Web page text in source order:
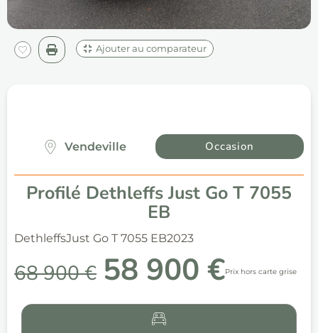
Ajouter au comparateur
Vendeville Occasion
Profilé Dethleffs Just Go T 7055
EB
DethleffsJust Go T 7055 EB2023
68 900 € 58 900 €Prix hors carte grise